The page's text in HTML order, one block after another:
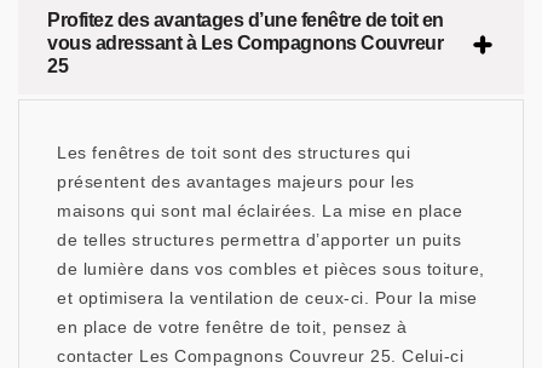
Profitez des avantages d’une fenêtre de toit en
vous adressant à Les Compagnons Couvreur
25
Les fenêtres de toit sont des structures qui
présentent des avantages majeurs pour les
maisons qui sont mal éclairées. La mise en place
de telles structures permettra d’apporter un puits
de lumière dans vos combles et pièces sous toiture,
et optimisera la ventilation de ceux-ci. Pour la mise
en place de votre fenêtre de toit, pensez à
contacter Les Compagnons Couvreur 25. Celui-ci